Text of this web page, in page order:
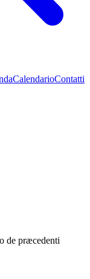
CalendarioContatti
de præcedenti